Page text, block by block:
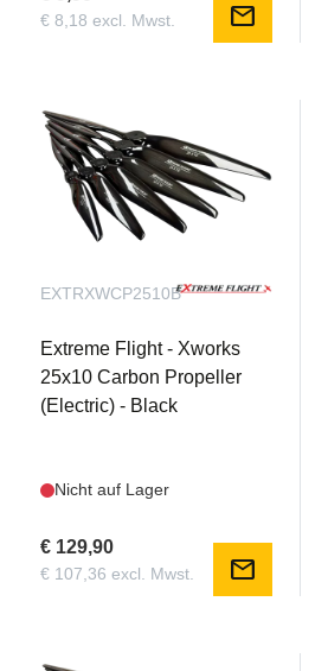
€ 8,18 excl. Mwst. mail
EXTRXWCP2510B
Extreme Flight - Xworks
25x10 Carbon Propeller
(Electric) - Black
Nicht auf Lager
€ 129,90
€ 107,36 excl. Mwst. mail